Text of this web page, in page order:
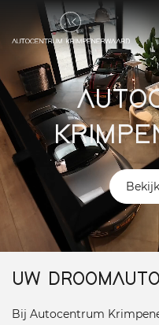
UW
Bij Autocentrum